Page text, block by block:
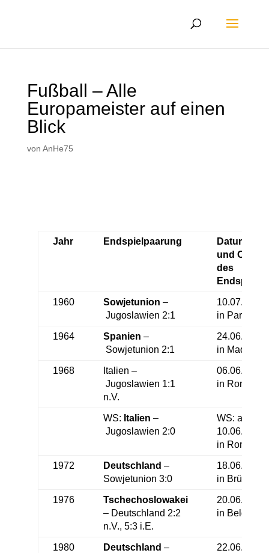
Fußball – Alle
Europameister auf einen
Blick
von AnHe75
Jahr Endspielpaarung
Datum
und Ort
des
Endspiels
1960 Sowjetunion –
Jugoslawien 2:1
10.07.1960
in Paris
1964 Spanien –
Sowjetunion 2:1
24.06.1964
in Madrid
1968
Italien –
Jugoslawien 1:1
n.V.
06.06.1968
in Rom
WS: Italien –
Jugoslawien 2:0
WS: am
10.06.1968
in Rom
1972 Deutschland –
Sowjetunion 3:0
18.06.1972
in Brüssel
1976
Tschechoslowakei
– Deutschland 2:2
n.V., 5:3 i.E.
20.06.1976
in Belgrad
1980 Deutschland –
22.06.1980